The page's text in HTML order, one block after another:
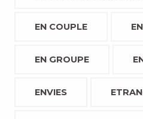
EN COUPLE
EN GROUPE
ENVIES